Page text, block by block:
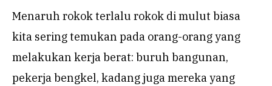
Menaruh rokok terlalu rokok di mulut biasa
kita sering temukan pada orang-orang yang
melakukan kerja berat: buruh bangunan,
pekerja bengkel, kadang juga mereka yang